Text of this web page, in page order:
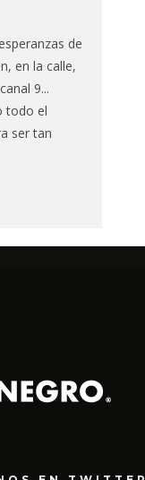
de
en la calle,
9...
todo el
ser tan